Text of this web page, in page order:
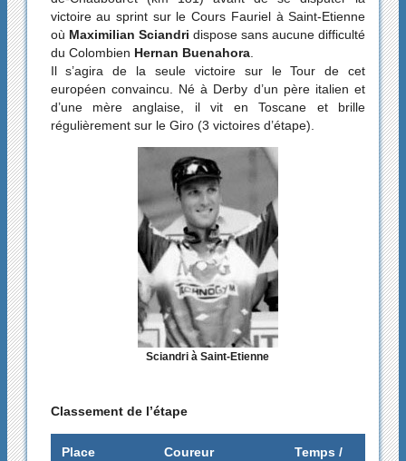
victoire au sprint sur le Cours Fauriel à Saint-Etienne
où Maximilian Sciandri dispose sans aucune difficulté
du Colombien Hernan Buenahora.
Il s’agira de la seule victoire sur le Tour de cet
européen convaincu. Né à Derby d’un père italien et
d’une mère anglaise, il vit en Toscane et brille
régulièrement sur le Giro (3 victoires d’étape).
Sciandri à Saint-Etienne
Classement de l’étape
Place Coureur
Temps /